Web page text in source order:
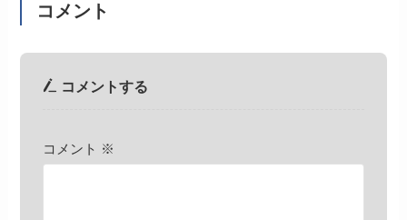
コメント
コメントする
コメント ※